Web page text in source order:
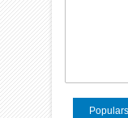
Populars